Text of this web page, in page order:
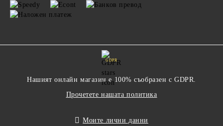
GDPR
Нашият онлайн магазин е 100% съобразен с GDPR.
Прочетете нашата политика
Моите лични данни